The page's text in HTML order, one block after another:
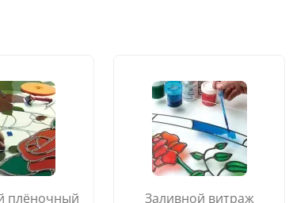
плёночный
Заливной витраж